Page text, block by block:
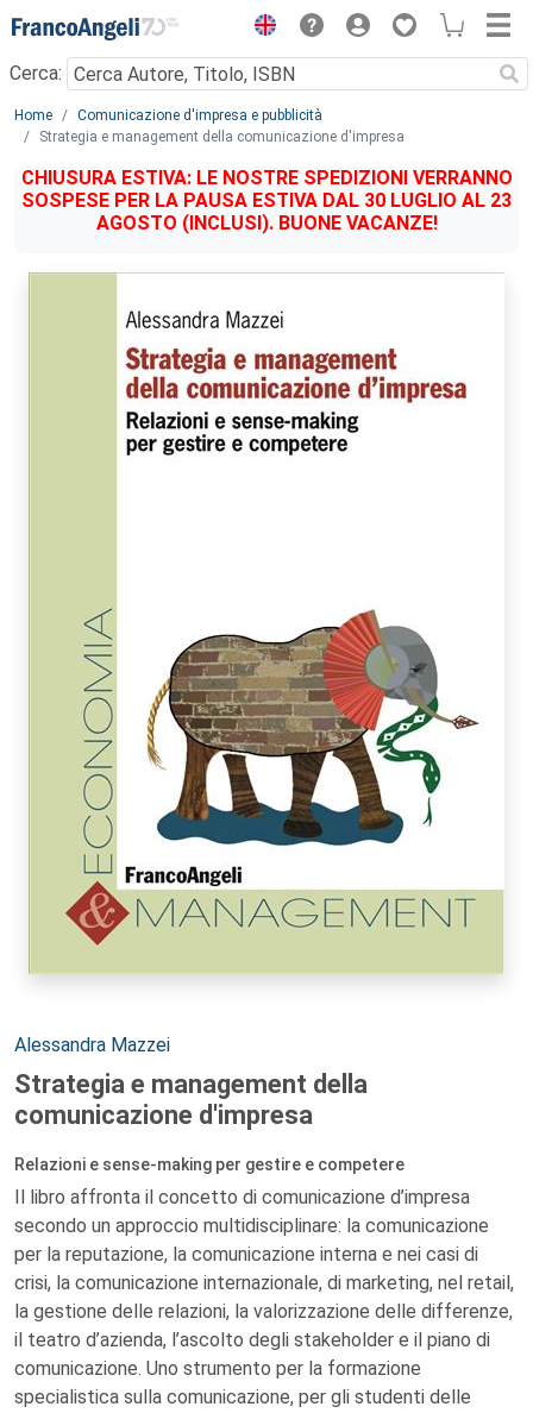
Menu
Cerca:
Main content
Home
Comunicazione d'impresa e pubblicità
Strategia e management della comunicazione d'impresa
CHIUSURA ESTIVA: LE NOSTRE SPEDIZIONI VERRANNO
SOSPESE PER LA PAUSA ESTIVA DAL 30 LUGLIO AL 23
AGOSTO (INCLUSI). BUONE VACANZE!
Autori:
Alessandra Mazzei
Strategia e management della
comunicazione d'impresa
Relazioni e sense-making per gestire e competere
Il libro affronta il concetto di comunicazione d’impresa
secondo un approccio multidisciplinare: la comunicazione
per la reputazione, la comunicazione interna e nei casi di
crisi, la comunicazione internazionale, di marketing, nel retail,
la gestione delle relazioni, la valorizzazione delle differenze,
il teatro d’azienda, l’ascolto degli stakeholder e il piano di
comunicazione. Uno strumento per la formazione
specialistica sulla comunicazione, per gli studenti delle